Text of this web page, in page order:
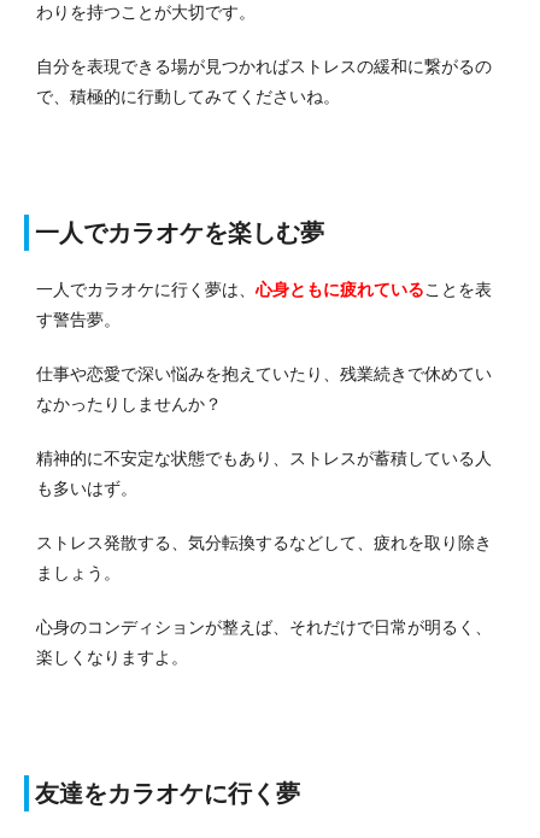
わりを持つことが大切です。
自分を表現できる場が見つかればストレスの緩和に繋がるの
で、積極的に行動してみてくださいね。
一人でカラオケを楽しむ夢
一人でカラオケに行く夢は、 心身ともに疲れていることを表
す警告夢。
仕事や恋愛で深い悩みを抱えていたり、残業続きで休めてい
なかったりしませんか？
精神的に不安定な状態でもあり、ストレスが蓄積している人
も多いはず。
ストレス発散する、気分転換するなどして、疲れを取り除き
ましょう。
心身のコンディションが整えば、それだけで日常が明るく、
楽しくなりますよ。
友達をカラオケに行く夢